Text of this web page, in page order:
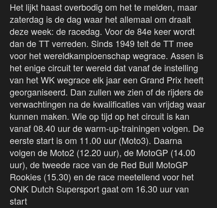
Het lijkt haast overbodig om het te melden, maar
zaterdag is de dag waar het allemaal om draait
deze week: de racedag. Voor de 84e keer wordt
dan de TT verreden. Sinds 1949 telt de TT mee
voor het wereldkampioenschap wegrace. Assen is
het enige circuit ter wereld dat vanaf de instelling
van het WK wegrace elk jaar een Grand Prix heeft
georganiseerd. Dan zullen we zien of de rijders de
verwachtingen na de kwalificaties van vrijdag waar
kunnen maken. Wie op tijd op het circuit is kan
vanaf 08.40 uur de warm-up-trainingen volgen. De
eerste start is om 11.00 uur (Moto3). Daarna
volgen de Moto2 (12.20 uur), de MotoGP (14.00
uur), de tweede race van de Red Bull MotoGP
Rookies (15.30) en de race meetellend voor het
ONK Dutch Supersport gaat om 16.30 uur van
start